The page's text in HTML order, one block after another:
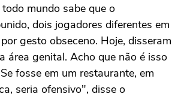
mundo sabe que o
dois jogadores diferentes em
gesto obseceno. Hoje, disseram
área genital. Acho que não é isso
fosse em um restaurante, em
seria ofensivo", disse o